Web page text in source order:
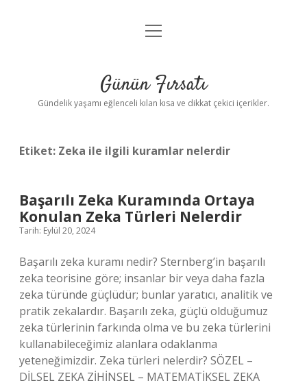
Anasayfa
Yasal Uyarı
menüyü
Günün Fırsatı
Gündelik yaşamı eğlenceli kılan kısa ve dikkat çekici içerikler.
Etiket: Zeka ile ilgili kuramlar nelerdir
Başarılı Zeka Kuramında Ortaya
Konulan Zeka Türleri Nelerdir
Tarih: Eylül 20, 2024
Başarılı zeka kuramı nedir? Sternberg’in başarılı
zeka teorisine göre; insanlar bir veya daha fazla
zeka türünde güçlüdür; bunlar yaratıcı, analitik ve
pratik zekalardır. Başarılı zeka, güçlü olduğumuz
zeka türlerinin farkında olma ve bu zeka türlerini
kullanabileceğimiz alanlara odaklanma
yeteneğimizdir. Zeka türleri nelerdir? SÖZEL –
DİLSEL ZEKA ZİHİNSEL – MATEMATİKSEL ZEKA